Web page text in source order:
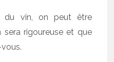
du vin, on peut être
rigoureuse et que